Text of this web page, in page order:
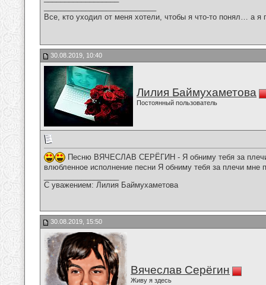
Все, кто уходил от меня хотели, чтобы я что-то понял… а
30.08.2019, 10:40
Лилия Баймухаметова
Постоянный пользователь
Песню ВЯЧЕСЛАВ СЕРЁГИН - Я обниму тебя за
влюбленное исполнение песни Я обниму тебя за плечи
С уважением: Лилия Баймухаметова
30.08.2019, 15:50
Вячеслав Серёгин
Живу я здесь